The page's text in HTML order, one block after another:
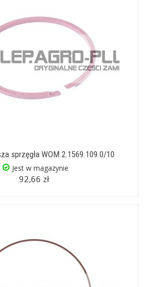
sprzęgła WOM 2.1569.109.0/10
Jest w magazynie
92,66 zł